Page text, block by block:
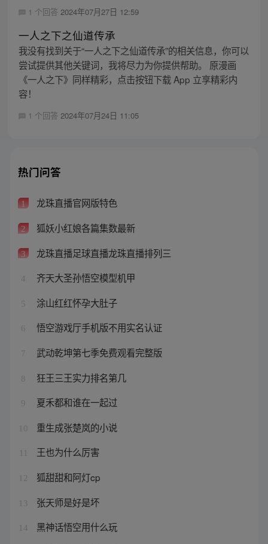
1 个回答 2024年07月27日 12:59
一人之下之仙道传承
我没有找到关于“一人之下之仙道传承”的相关信息，你可以
尝试提供其他关键词，我将尽力为你提供帮助。 原漫画
《一人之下》同样精彩，点击按钮下载 App 立享精彩内
容！
1 个回答 2024年07月24日 11:05
热门问答
1 龙珠直播官网版特色
2 狐妖小红娘各篇集数最新
3 龙珠直播足球直播龙珠直播排列三
4 齐天大圣孙悟空模型机甲
5 涂山红红怀孕大肚子
6 悟空游戏厅手机版不用实名认证
7 武动乾坤第七季免费观看完整版
8 狂王三王实力排名第几
9 夏禾都和谁在一起过
10 重生成张楚岚的小说
王也为什么厉害
12 狐甜甜和阿灯cp
13 张天师是好是坏
14 黑神话悟空用什么玩